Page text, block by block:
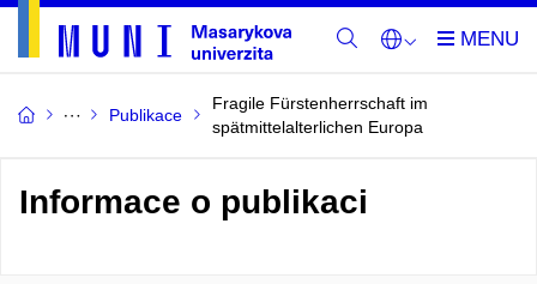
Publikace
Fragile Fürstenherrschaft im
spätmittelalterlichen Europa
Informace o publikaci